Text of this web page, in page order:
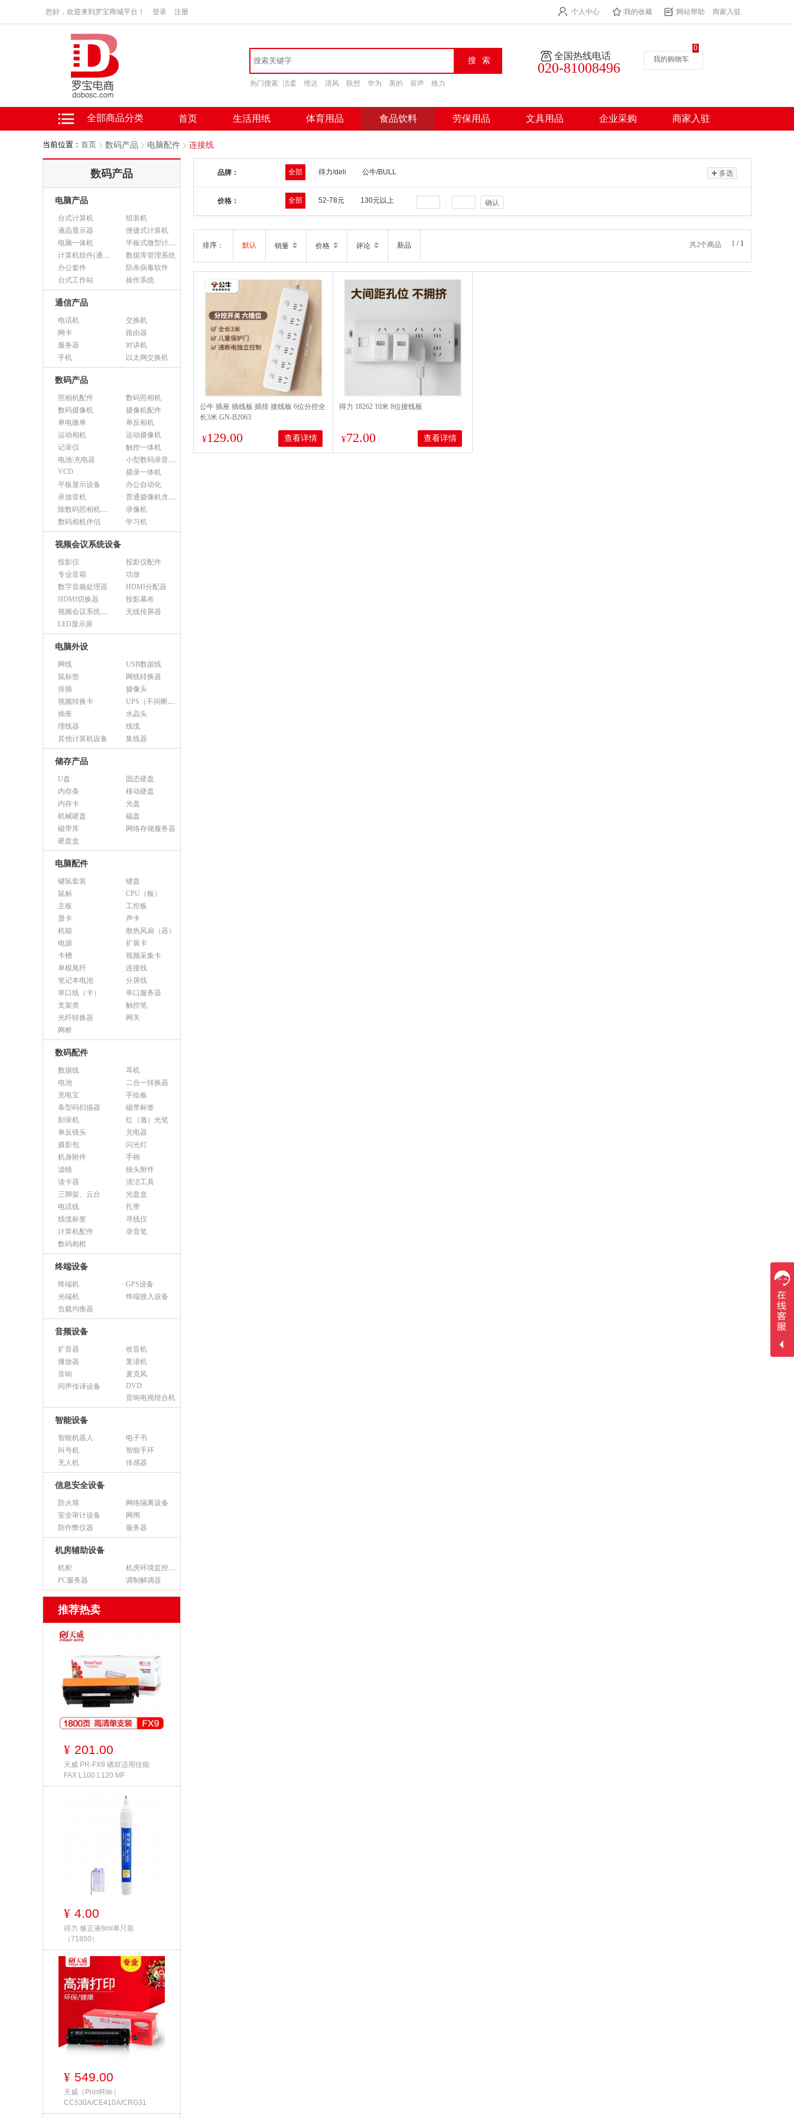
您好，欢迎来到罗宝商城平台！ 登录 注册 个人中心 我的收藏 网站帮助 商家入驻
热门搜索 洁柔 维达 清风 联想 华为 美的 容声 格力
全国热线电话
020-81008496
我的购物车
0
全部商品分类 首页 生活用纸 体育用品 食品饮料 劳保用品 文具用品 企业采购 商家入驻
当前位置： 首页 数码产品 电脑配件 连接线
数码产品
电脑产品
台式计算机
组装机
液晶显示器
便捷式计算机
电脑一体机
平板式微型计算机
计算机软件(通用软件)
数据库管理系统
办公套件
防杀病毒软件
台式工作站
操作系统
通信产品
电话机
交换机
网卡
路由器
服务器
对讲机
手机
以太网交换机
数码产品
照相机配件
数码照相机
数码摄像机
摄像机配件
单电微单
单反相机
运动相机
运动摄像机
记录仪
触控一体机
电池\充电器
小型数码录音设备
VCD
摄录一体机
平板显示设备
办公自动化
录放音机
普通摄像机含附件
除数码照相机以外的照相机及器材
录像机
数码相机伴侣
学习机
视频会议系统设备
投影仪
投影仪配件
专业音箱
功放
数字音频处理器
HDMI分配器
HDMI切换器
投影幕布
视频会议系统设备（市采）
无线传屏器
LED显示屏
电脑外设
网线
USB数据线
鼠标垫
网线转换器
排插
摄像头
视频转换卡
UPS（不间断电源）
插座
水晶头
理线器
线缆
其他计算机设备
集线器
储存产品
U盘
固态硬盘
内存条
移动硬盘
内存卡
光盘
机械硬盘
磁盘
磁带库
网络存储服务器
硬盘盒
电脑配件
键鼠套装
键盘
鼠标
CPU（板）
主板
工控板
显卡
声卡
机箱
散热风扇（器）
电源
扩展卡
卡槽
视频采集卡
单模尾纤
连接线
笔记本电池
分屏线
串口线（卡）
串口服务器
支架类
触控笔
光纤转换器
网关
网桥
数码配件
数据线
耳机
电池
二合一转换器
充电宝
手绘板
条型码扫描器
磁带标签
刻录机
红（激）光笔
单反镜头
充电器
摄影包
闪光灯
机身附件
手柄
滤镜
镜头附件
读卡器
清洁工具
三脚架、云台
光盘盒
电话线
扎带
线缆标签
寻线仪
计算机配件
录音笔
数码相框
终端设备
终端机
GPS设备
光端机
终端接入设备
负载均衡器
音频设备
扩音器
收音机
播放器
复读机
音响
麦克风
同声传译设备
DVD
音响电视组合机
智能设备
智能机器人
电子书
叫号机
智能手环
无人机
传感器
信息安全设备
防火墙
网络隔离设备
安全审计设备
网闸
防作弊仪器
服务器
机房辅助设备
机柜
机房环境监控设备
PC服务器
调制解调器
推荐热卖
¥ 201.00
天威 PR-FX9 硒鼓适用佳能
FAX L100 L120 MF
¥ 4.00
得力 修正液8ml单只装
（71850）
¥ 549.00
天威（PrintRite）
CC530A/CE410A/CRG31
品牌： 全部 得力/deli 公牛/BULL 多选
价格： 全部 52-78元 130元以上 - 确认
排序： 默认 销量 价格 评论 新品 共2个商品 1 / 1
公牛 插座 插线板 插排 接线板 6位分控全
长3米 GN-B2063
¥129.00 查看详情
得力 18262 10米 8位接线板
¥72.00 查看详情